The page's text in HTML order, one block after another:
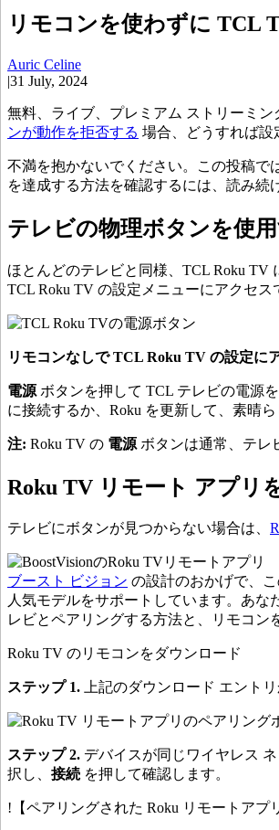
リモコンを使わずに TCL
Auric Celine
|31 July, 2024
無料、ライブ、プレミアム ストリーミ
ンが動作を拒否する 場合、どうすれば設
不満を抱かないでください。この投稿で
を達成する方法を確認するには、読み続
テレビの物理ボタンを使
ほとんどのテレビと同様、TCL Roku TV
TCL Roku TV の設定メニューにアクセス
リモコンなしで TCL Roku TV の設定に
電源 ボタンを押して TCL テレビの電源を
に接続するか、Roku を更新して、素晴
注: Roku TV の 電源 ボタンは通常、テレ
Roku TV リモート アプリ
テレビにボタンが見つからない場合は、
ブースト ビジョン の設計のおかげで、こ
人気モデルをサポートしています。あな
レビとペアリングする方法と、リモコン
Roku TV のリモコンをダウンロード
ステップ 1. 上記のダウンロード エント
ステップ 2. デバイスが同じワイヤレス
択し、 接続 を押して確認します。
!【ペアリングされた Roku リモートアプリ